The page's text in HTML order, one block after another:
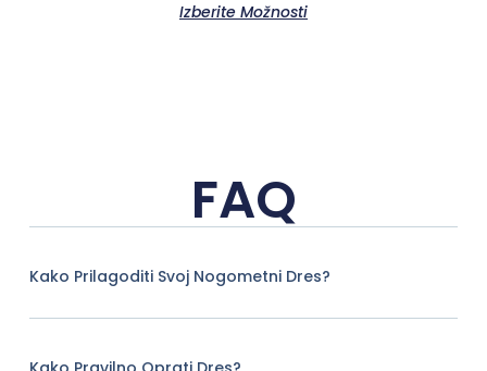
Izberite Možnosti
FAQ
Kako Prilagoditi Svoj Nogometni Dres?